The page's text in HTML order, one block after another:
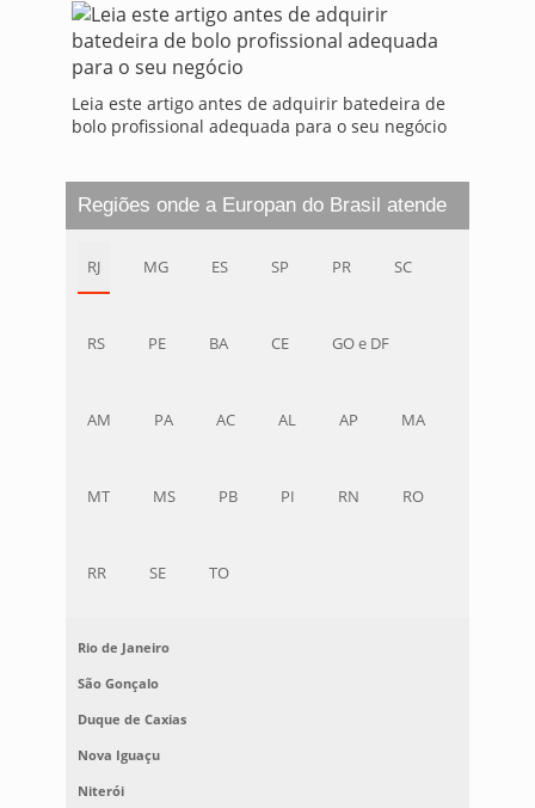
Leia este artigo antes de adquirir batedeira de
bolo profissional adequada para o seu negócio
Regiões onde a Europan do Brasil atende
RJ MG ES SP PR SC
RS PE BA CE GO e DF
AM PA AC AL AP MA
MT MS PB PI RN RO
RR SE TO
Rio de Janeiro
São Gonçalo
Duque de Caxias
Nova Iguaçu
Niterói